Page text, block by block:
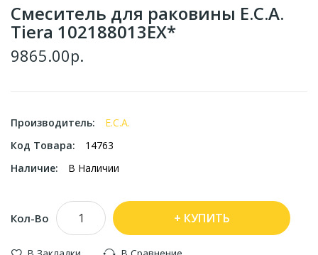
Смеситель для раковины E.C.A.
Tiera 102188013EX*
9865.00р.
Производитель:
E.C.A.
Код Товара:
14763
Наличие:
В Наличии
Кол-Во КУПИТЬ